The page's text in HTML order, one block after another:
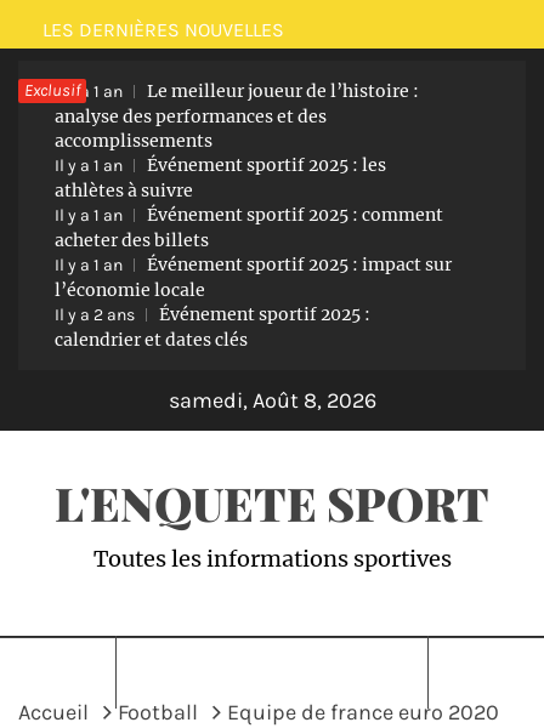
Passer
au
contenu
LES DERNIÈRES NOUVELLES
ExclusifIl y a 1 an
Le meilleur joueur de l’histoire :
analyse des performances et des
accomplissements
Il y a 1 an
Événement sportif 2025 : les
athlètes à suivre
Il y a 1 an
Événement sportif 2025 : comment
acheter des billets
Il y a 1 an
Événement sportif 2025 : impact sur
l’économie locale
Il y a 2 ans
Événement sportif 2025 :
calendrier et dates clés
samedi, Août 8, 2026
L'ENQUETE SPORT
Toutes les informations sportives
Accueil Football
Equipe de france euro 2020